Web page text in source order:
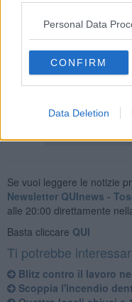
Personal Data
CONFIRM
Data Deletion
carenze igienico sanitarie,
sanzione ed ha
etichetta priva di
Se vuoi leggere le notizie
Newsletter QUInews -
alle 20:00 direttamente
Basta cliccare QUI
Ti potrebbe
Blitz contro il lavoro
Scoppia l'incendio